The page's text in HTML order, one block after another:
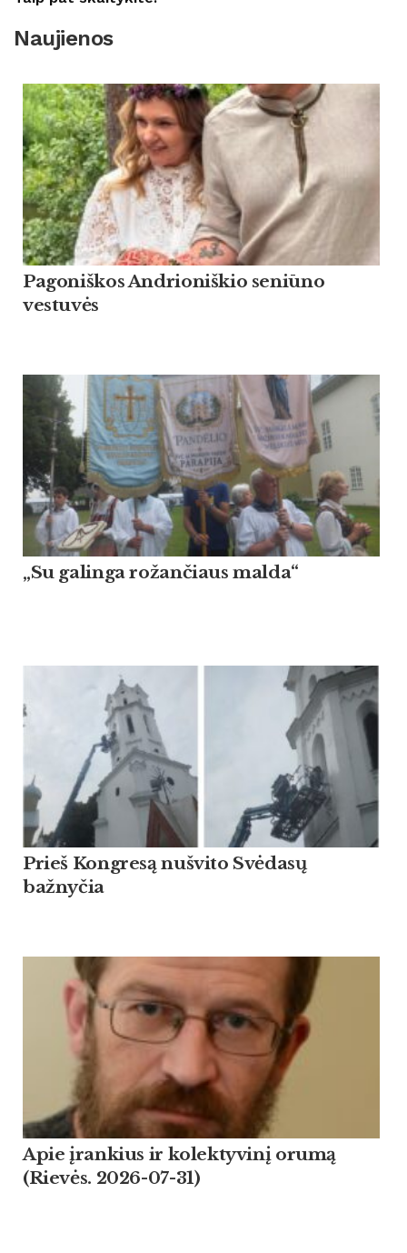
Naujienos
Pagoniškos Andrioniškio seniūno
vestuvės
„Su galinga rožančiaus malda“
Prieš Kongresą nušvito Svėdasų
bažnyčia
Apie įrankius ir kolektyvinį orumą
(Rievės. 2026-07-31)